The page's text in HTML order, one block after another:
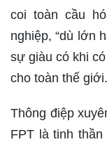
coi toàn cầu
nghiệp, “dù lớn
sự giàu có khi
cho toàn thế
Thông điệp
FPT là tinh